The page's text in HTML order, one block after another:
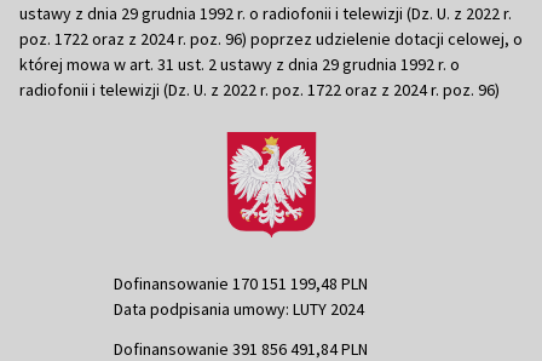
ustawy z dnia 29 grudnia 1992 r. o radiofonii i telewizji (Dz. U. z 2022 r.
poz. 1722 oraz z 2024 r. poz. 96) poprzez udzielenie dotacji celowej, o
której mowa w art. 31 ust. 2 ustawy z dnia 29 grudnia 1992 r. o
radiofonii i telewizji (Dz. U. z 2022 r. poz. 1722 oraz z 2024 r. poz. 96)
Dofinansowanie 170 151 199,48 PLN
Data podpisania umowy: LUTY 2024
Dofinansowanie 391 856 491,84 PLN